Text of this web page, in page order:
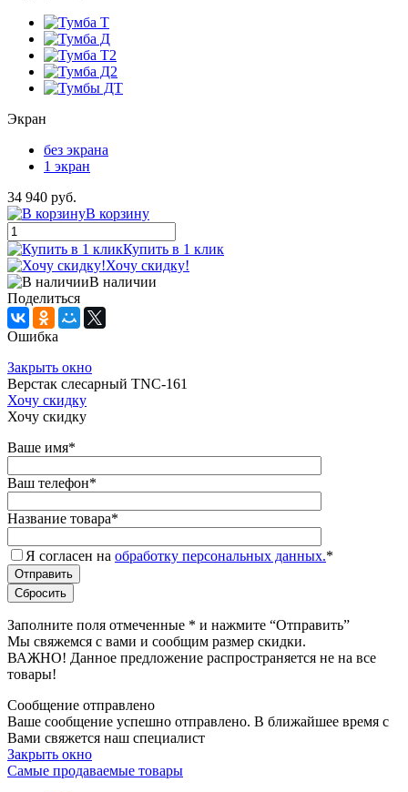
Экран
без экрана
1 экран
34 940 руб.
В корзину
Купить в 1 клик
Хочу скидку!
В наличии
Поделиться
Ошибка
Закрыть окно
Верстак слесарный TNC-161
Хочу скидку
Хочу скидку
Ваше имя*
Ваш телефон*
Название товара*
Я согласен на обработку персональных данных.*
Заполните поля отмеченные * и нажмите “Отправить”
Мы свяжемся с вами и сообщим размер скидки.
ВАЖНО! Данное предложение распространяется не на все
товары!
Сообщение отправлено
Ваше сообщение успешно отправлено. В ближайшее время с
Вами свяжется наш специалист
Закрыть окно
Самые продаваемые товары